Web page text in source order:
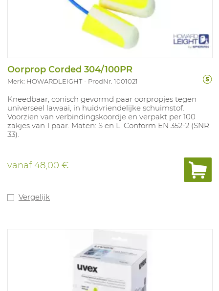
Oorprop Corded 304/100PR
Merk: HOWARDLEIGHT ProdNr. 1001021
Kneedbaar, conisch gevormd paar oorpropjes tegen
universeel lawaai, in huidvriendelijke schuimstof.
Voorzien van verbindingskoordje en verpakt per 100
zakjes van 1 paar. Maten: S en L. Conform EN 352-2 (SNR
33).
vanaf48,00 €
Vergelijk